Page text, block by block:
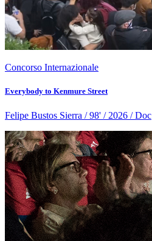
Concorso Internazionale
Everybody to Kenmure Street
Felipe Bustos Sierra / 98' / 2026 / Doc